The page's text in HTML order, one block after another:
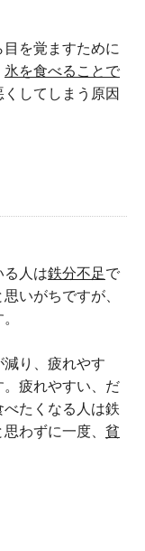
を覚ますために
氷を食べることで
してしまう原因
る人は鉄分不足で
いがちですが、
り、疲れやす
疲れやすい、だ
たくなる人は鉄
わずに一度、 貧